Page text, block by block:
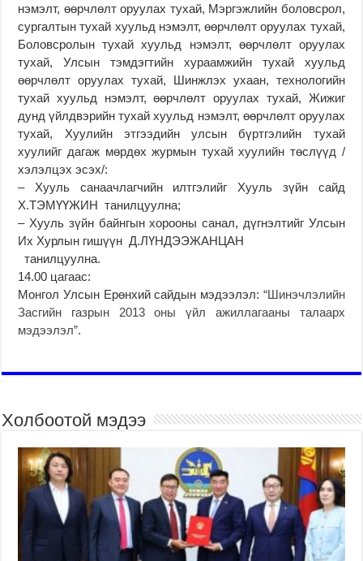
нэмэлт, өөрчлөлт оруулах тухай, Мэргэжлийн боловсрол,
сургалтын тухай хуульд нэмэлт, өөрчлөлт оруулах тухай,
Боловсролын тухай хуульд нэмэлт, өөрчлөлт оруулах
тухай, Улсын тэмдэгтийн хураамжийн тухай хуульд
өөрчлөлт оруулах тухай, Шинжлэх ухаан, технологийн
тухай хуульд нэмэлт, өөрчлөлт оруулах тухай, Жижиг
дунд үйлдвэрийн тухай хуульд нэмэлт, өөрчлөлт оруулах
тухай, Хуулийн этгээдийн улсын бүртгэлийн тухай
хуулийг дагаж мөрдөх журмын тухай хуулийн төслүүд /
хэлэлцэх эсэх/:
– Хууль санаачлагчийн илтгэлийг Хууль зүйн сайд
Х.ТЭМҮҮЖИН танилцуулна;
– Хууль зүйн байнгын хорооны санал, дүгнэлтийг Улсын
Их Хурлын гишүүн Д.ЛҮНДЭЭЖАНЦАН
танилцуулна.
14.00 цагаас:
Монгол Улсын Ерөнхий сайдын мэдээлэл: “Шинэчлэлийн
Засгийн газрын 2013 оны үйл ажиллагааны талаарх
мэдээлэл”.
Холбоотой мэдээ